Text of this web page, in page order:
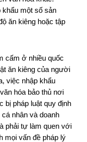
một số sản
ăn kiêng hoặc tập
cấm ở nhiều quốc
ăn kiêng của người
việc nhập khẩu
hóa bảo thủ nơi
bị pháp luật quy định
nhân và doanh
phải tự làm quen với
mọi vấn đề pháp lý